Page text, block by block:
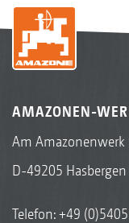
AMAZONEN-
Am Amazonenwerk
D-49205
Telefon:+49